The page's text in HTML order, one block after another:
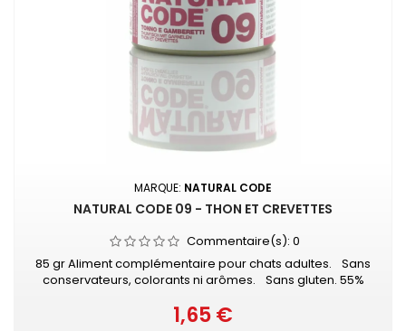
MARQUE: NATURAL CODE
NATURAL CODE 09 - THON ET CREVETTES
Commentaire(s): 0
85 gr Aliment complémentaire pour chats adultes. Sans
conservateurs, colorants ni arômes. Sans gluten. 55%
Prix
1,65 €